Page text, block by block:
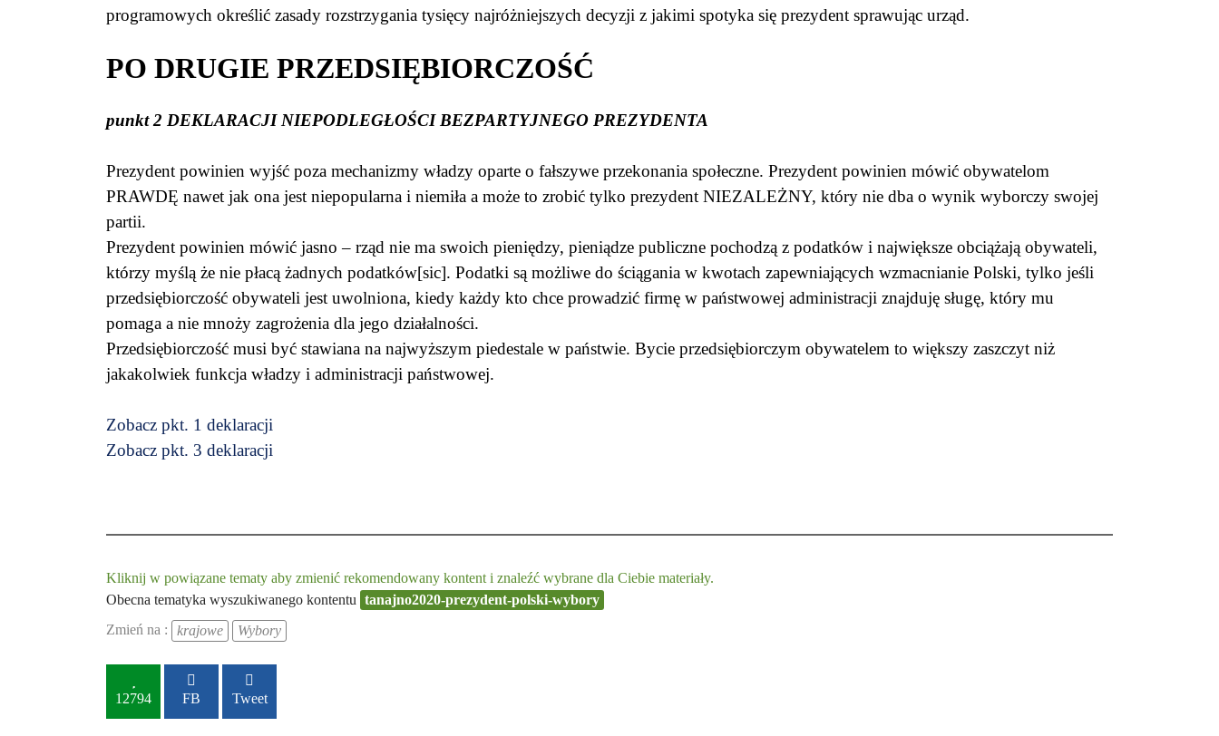
programowych określić zasady rozstrzygania tysięcy najróżniejszych decyzji z jakimi spotyka się prezydent sprawując urząd.
PO DRUGIE PRZEDSIĘBIORCZOŚĆ
punkt 2 DEKLARACJI NIEPODLEGŁOŚCI BEZPARTYJNEGO PREZYDENTA
Prezydent powinien wyjść poza mechanizmy władzy oparte o fałszywe przekonania społeczne. Prezydent powinien mówić obywatelom
PRAWDĘ nawet jak ona jest niepopularna i niemiła a może to zrobić tylko prezydent NIEZALEŻNY, który nie dba o wynik wyborczy swojej
partii.
Prezydent powinien mówić jasno – rząd nie ma swoich pieniędzy, pieniądze publiczne pochodzą z podatków i największe obciążają obywateli,
którzy myślą że nie płacą żadnych podatków[sic]. Podatki są możliwe do ściągania w kwotach zapewniających wzmacnianie Polski, tylko jeśli
przedsiębiorczość obywateli jest uwolniona, kiedy każdy kto chce prowadzić firmę w państwowej administracji znajduję sługę, który mu
pomaga a nie mnoży zagrożenia dla jego działalności.
Przedsiębiorczość musi być stawiana na najwyższym piedestale w państwie. Bycie przedsiębiorczym obywatelem to większy zaszczyt niż
jakakolwiek funkcja władzy i administracji państwowej.
Zobacz pkt. 1 deklaracji
Zobacz pkt. 3 deklaracji
Kliknij w powiązane tematy aby zmienić rekomendowany kontent i znaleźć wybrane dla Ciebie materiały.
Obecna tematyka wyszukiwanego kontentu tanajno2020-prezydent-polski-wybory
Zmień na :
krajowe Wybory
12794 FB Tweet